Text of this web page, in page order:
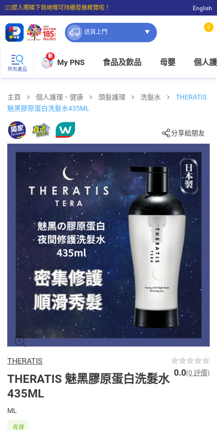
☝🏼㩒入嚟睇下我哋嘅可持續發展概覽啦！
⭐購物滿$399即享免費送貨；滿$100即可免費店取。
English
送貨上門
0
所有產品
新
My PNS 食品及飲品 母嬰 個人
主頁 個人護理、健康 頭髮護理 洗髮水
THERATIS
魅黑膠原蛋白洗髮水435ML
分享給朋友
THERATIS
THERATIS 魅黑膠原蛋白洗髮水
435ML
0.0(0 評價)
ML
有貨